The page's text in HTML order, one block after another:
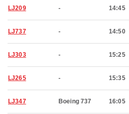
LJ209 - 14:45
LJ737 - 14:50
LJ303 - 15:25
LJ265 - 15:35
LJ347 Boeing 737 16:05